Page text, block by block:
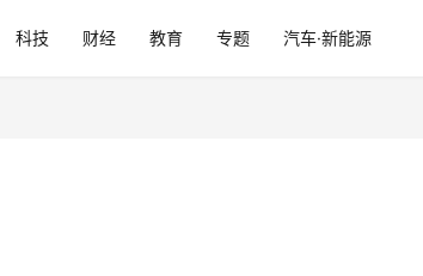
科技 财经 教育 专题 汽车·新能源